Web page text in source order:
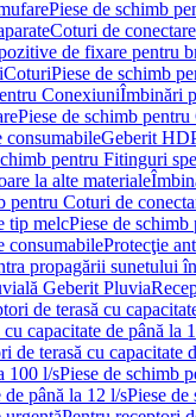
Piese de schimb
Coturi de conectare
de fixare pentru
CoturiPiese de schimb
ConexiuniÎmbinări
Piese de schimb
consumabileGeberit
pentru Fitinguri
la alte materiale
pentru Coturi de
tip melcPiese de
consumabileProtecţie
propagării sunetului
Geberit Pluvia
de terasă cu
capacitate de până la
de terasă cu capacitate
100 l/sPiese de schimb
de până la 12 l/sPiese de